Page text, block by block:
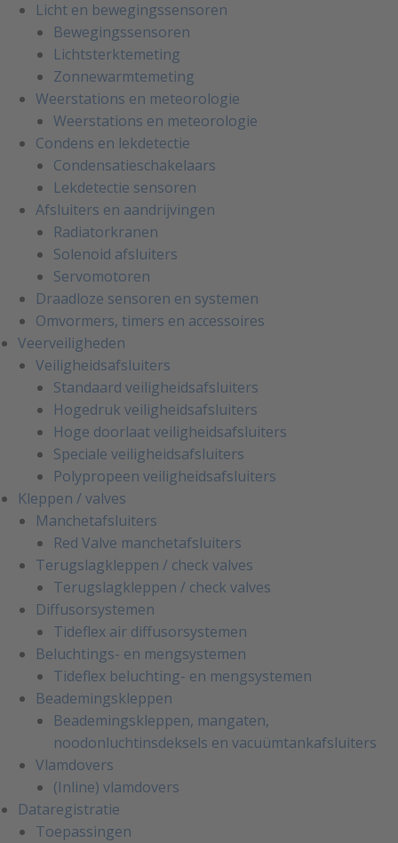
Licht en bewegingssensoren
Bewegingssensoren
Lichtsterktemeting
Zonnewarmtemeting
Weerstations en meteorologie
Weerstations en meteorologie
Condens en lekdetectie
Condensatieschakelaars
Lekdetectie sensoren
Afsluiters en aandrijvingen
Radiatorkranen
Solenoid afsluiters
Servomotoren
Draadloze sensoren en systemen
Omvormers, timers en accessoires
Veerveiligheden
Veiligheidsafsluiters
Standaard veiligheidsafsluiters
Hogedruk veiligheidsafsluiters
Hoge doorlaat veiligheidsafsluiters
Speciale veiligheidsafsluiters
Polypropeen veiligheidsafsluiters
Kleppen / valves
Manchetafsluiters
Red Valve manchetafsluiters
Terugslagkleppen / check valves
Terugslagkleppen / check valves
Diffusorsystemen
Tideflex air diffusorsystemen
Beluchtings- en mengsystemen
Tideflex beluchting- en mengsystemen
Beademingskleppen
Beademingskleppen, mangaten,
noodonluchtinsdeksels en vacuümtankafsluiters
Vlamdovers
(Inline) vlamdovers
Dataregistratie
Toepassingen